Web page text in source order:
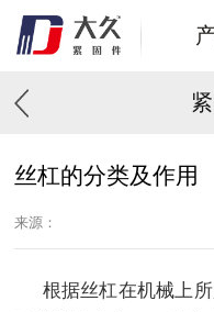
丝杠的分类及作用
来源：
根据丝杠在机械上所